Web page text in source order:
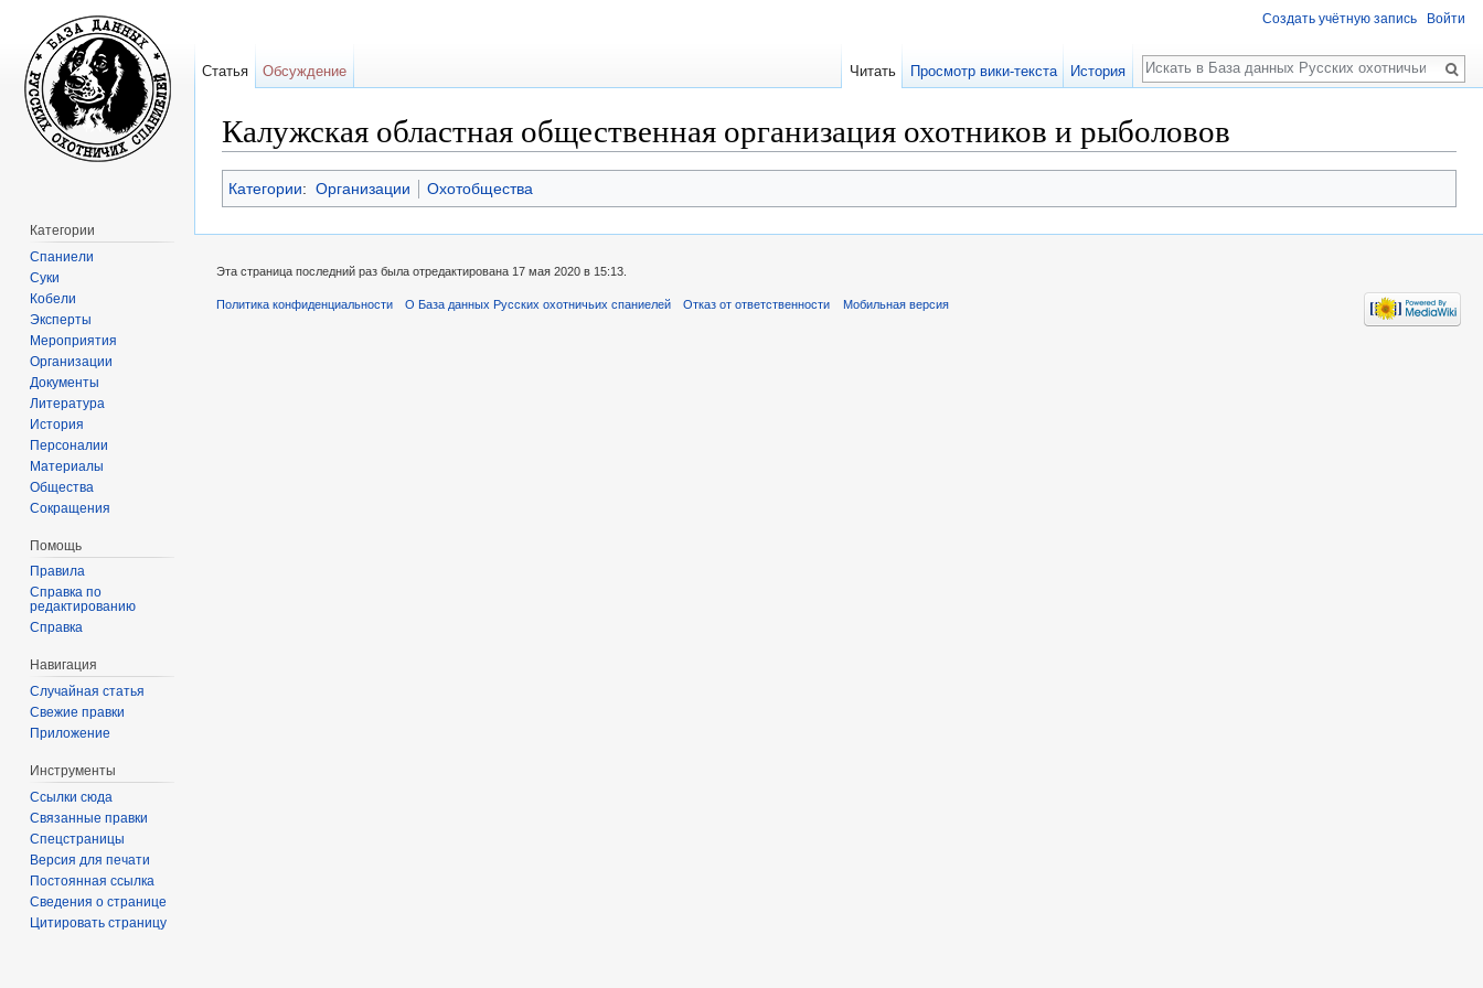
Калужская областная общественная организация охотников и рыболовов
Категории: Организации Охотобщества
Создать учётную запись Войти
Статья Обсуждение Читать Просмотр вики-текста История
Поиск
Категории
Спаниели
Суки
Кобели
Эксперты
Мероприятия
Организации
Документы
Литература
История
Персоналии
Материалы
Общества
Сокращения
Помощь
Правила
Справка по
редактированию
Справка
Навигация
Случайная статья
Свежие правки
Приложение
Инструменты
Ссылки сюда
Связанные правки
Спецстраницы
Версия для печати
Постоянная ссылка
Сведения о странице
Цитировать страницу
Эта страница последний раз была отредактирована 17 мая 2020 в 15:13.
Политика конфиденциальности О База данных Русских охотничьих спаниелей Отказ от ответственности Мобильная версия